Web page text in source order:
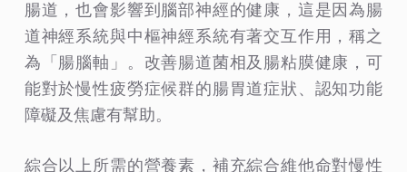
腸道，也會影響到腦部神經的健康，這是因為腸
道神經系統與中樞神經系統有著交互作用，稱之
為「腸腦軸」。改善腸道菌相及腸粘膜健康，可
能對於慢性疲勞症候群的腸胃道症狀、認知功能
障礙及焦慮有幫助。
綜合以上所需的營養素，補充綜合維他命對慢性